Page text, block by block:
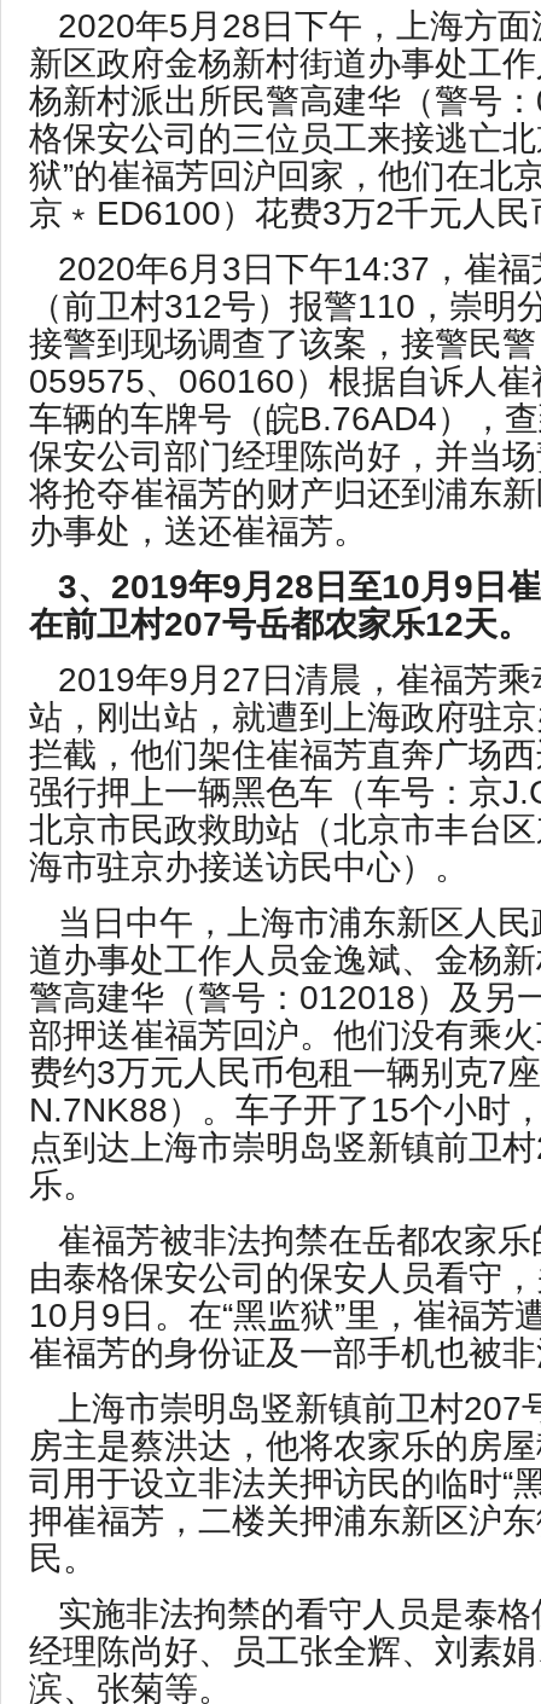
2020年5月28日下午，上海方
新区政府金杨新村街道办事处工
杨新村派出所民警高建华（警号
格保安公司的三位员工来接逃亡
狱”的崔福芳回沪回家，他们在北
京﹡ED6100）花费3万2千元人民
2020年6月3日下午14:37，崔
（前卫村312号）报警110，崇明
接警到现场调查了该案，接警民
059575、060160）根据自诉人
车辆的车牌号（皖B.76AD4），
保安公司部门经理陈尚好，并当
将抢夺崔福芳的财产归还到浦东
办事处，送还崔福芳。
3、2019年9月28 日至10月9日
在前卫村207号岳都农家乐12天。
2019年9月27日清晨，崔福芳
站，刚出站，就遭到上海政府驻
拦截，他们架住崔福芳直奔广场
强行押上一辆黑色车（车号：京
北京市民政救助站（北京市丰台
海市驻京办接送访民中心）。
当日中午，上海市浦东新区人
道办事处工作人员金逸斌、金杨
警高建华（警号：012018）及另
部押送崔福芳回沪。他们没有乘
费约3万元人民币包租一辆别克7
N.7NK88）。车子开了15个小时
点到达上海市崇明岛竖新镇前卫
乐。
崔福芳被非法拘禁在岳都农家
由泰格保安公司的保安人员看守
10月9日。在“黑监狱”里，崔福芳
崔福芳的身份证及一部手机也被
上海市崇明岛竖新镇前卫村207
房主是蔡洪达，他将农家乐的房
司用于设立非法关押访民的临时“
押崔福芳，二楼关押浦东新区沪
民。
实施非法拘禁的看守人员是泰
经理陈尚好、员工张全辉、刘素
滨、张菊等。